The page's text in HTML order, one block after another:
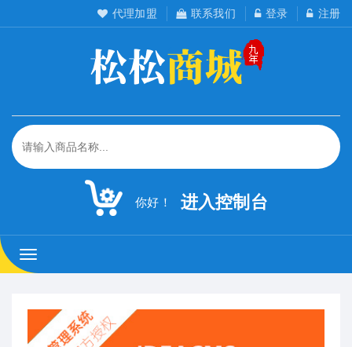
代理加盟 联系我们 登录 注册
你好！ 进入控制台
松
松
室